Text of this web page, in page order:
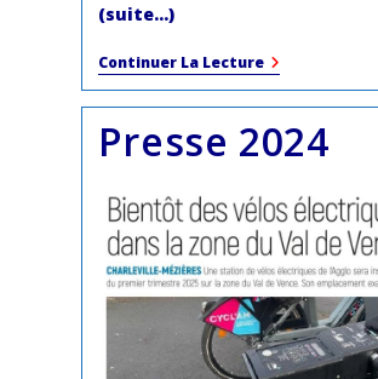
(suite…)
Continuer La LectureLes
Aménagements
Cyclables
Presse 2024